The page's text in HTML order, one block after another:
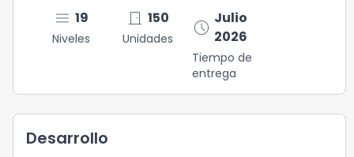
menu 19
Niveles
door_front 150
Unidades schedule Julio
2026
Tiempo de
entrega
Desarrollo